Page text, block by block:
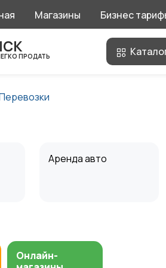
Магазины Бизнес
ПРОДАТЬ
Аренда авто
строительство
Онлайн-